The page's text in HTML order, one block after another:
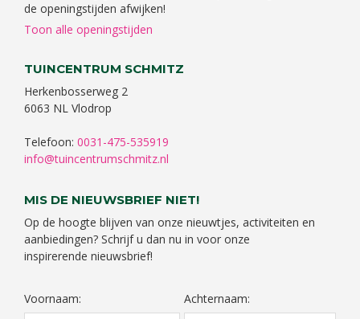
de openingstijden afwijken!
Toon alle openingstijden
TUINCENTRUM SCHMITZ
Herkenbosserweg 2
6063 NL Vlodrop
Telefoon: 0031-475-535919
info@tuincentrumschmitz.nl
MIS DE NIEUWSBRIEF NIET!
Op de hoogte blijven van onze nieuwtjes, activiteiten en
aanbiedingen? Schrijf u dan nu in voor onze
inspirerende nieuwsbrief!
Voornaam: Achternaam: